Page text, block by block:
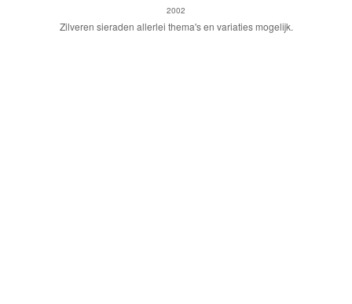
2002
Zilveren sieraden allerlei thema's en variaties mogelijk.